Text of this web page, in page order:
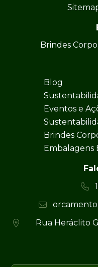
Brindes
Blog
Eventos e
Brindes
Embalagens
Rua Heráclito